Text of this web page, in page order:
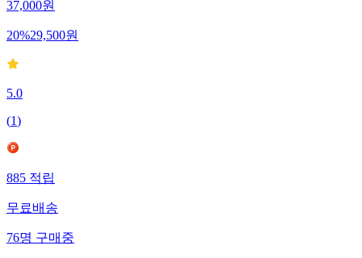
37,000원
20%29,500원
5.0
(1)
885적립
무료배송
76명구매중